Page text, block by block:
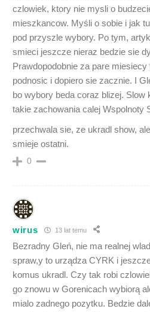
czlowiek, ktory nie mysli o
mieszkancow. Myśli o sobie i jak
pod przyszle wybory. Po tym,
smieci jeszcze nieraz bedzie sie
Prawdopodobnie za pare
podnosic i dopiero sie zacznie. I
bo wybory beda coraz blizej. Slow
takie zachowania calej Wspolnoty
przechwala sie, ze ukradl show,
smieje ostatni.
0
wirus 13 lat temu
Bezradny Gleń, nie ma realnej
spraw,y to urządza CYRK i
komus ukradl. Czy tak robi
go znowu w Gorenicach wybiorą
mialo zadnego pozytku. Bedzie